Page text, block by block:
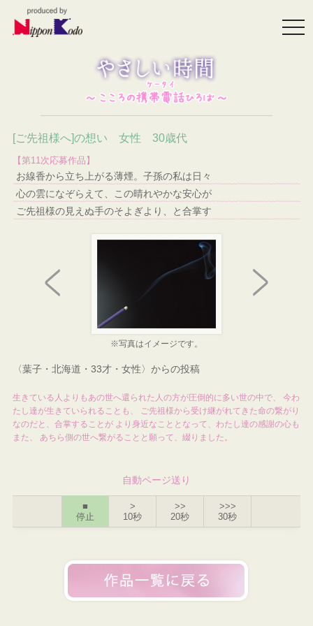
[ご先祖様へ]の想い 女性 30歳代
【第11次応募作品】
お線香から立ち上がる薄煙。子孫の私は日々
心の雲になぞらえて、この晴れやかな安心が
ご先祖様の見えぬ手のそよぎより、と合掌す
※写真はイメージです。
〈葉子・北海道・33才・女性〉からの投稿
生きている人よりもあの世へ還られた人の方が圧倒的に多い世の中で、 今わ
たし達が生きていられることも、 ご先祖様から受け継がれてきた命の繋がり
なのだと、合掌することが より身近なこととなって、わたし達の感謝の心も
また、 あちら側の世へ繋がることと願って、綴りました。
自動ページ送り
■
停止
>
10秒
>>
20秒
>>>
30秒